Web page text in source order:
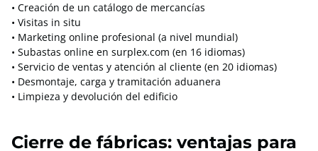
• Creación de un catálogo de mercancías
• Visitas in situ
• Marketing online profesional (a nivel mundial)
• Subastas online en surplex.com (en 16 idiomas)
• Servicio de ventas y atención al cliente (en 20 idiomas)
• Desmontaje, carga y tramitación aduanera
• Limpieza y devolución del edificio
Cierre de fábricas: ventajas para